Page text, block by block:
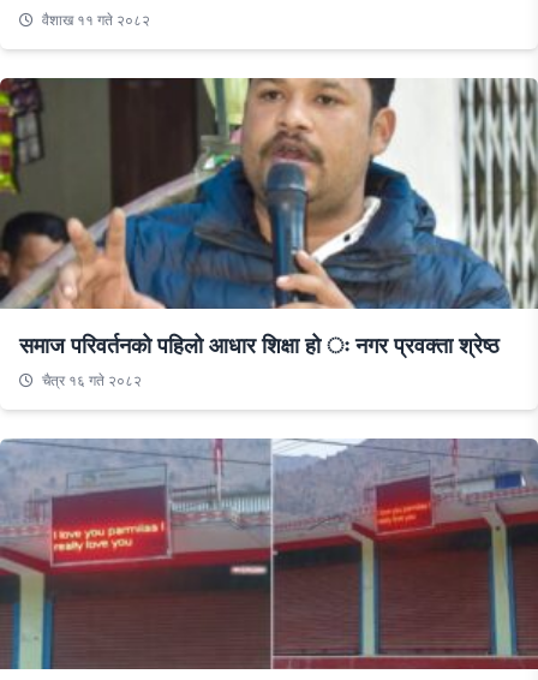
वैशाख ११ गते २०८२
समाज परिवर्तनको पहिलो आधार शिक्षा हो ः नगर प्रवक्ता श्रेष्ठ
चैत्र १६ गते २०८२